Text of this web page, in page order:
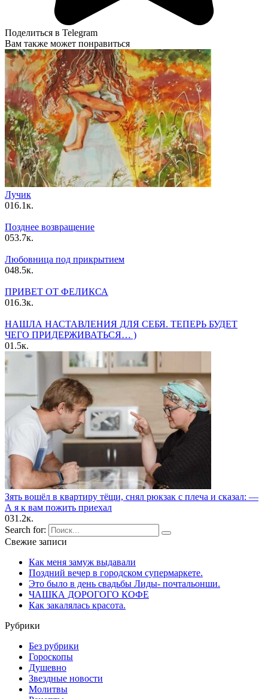
Поделиться в Telegram
Вам также может понравиться
Лучик
016.1к.
Позднее возвращение
053.7к.
Любовница под прикрытием
048.5к.
ПРИВЕТ ОТ ФЕЛИКСА
016.3к.
НАШЛА НАСТАВЛЕНИЯ ДЛЯ СЕБЯ. ТЕПЕРЬ БУДЕТ
ЧЕГО ПРИДЕРЖИВАТЬСЯ… )
01.5к.
Зять вошёл в квартиру тёщи, снял рюкзак с плеча и сказал: —
А я к вам пожить приехал
031.2к.
Search for:
Свежие записи
Как меня замуж выдавали
Поздний вечер в городском супермаркете.
Это было в день свадьбы Лиды- почтальонши.
ЧАШКА ДОPОГОГО КОФЕ
Как закалялась красота.
Рубрики
Без рубрики
Гороскопы
Душевно
Звездные новости
Молитвы